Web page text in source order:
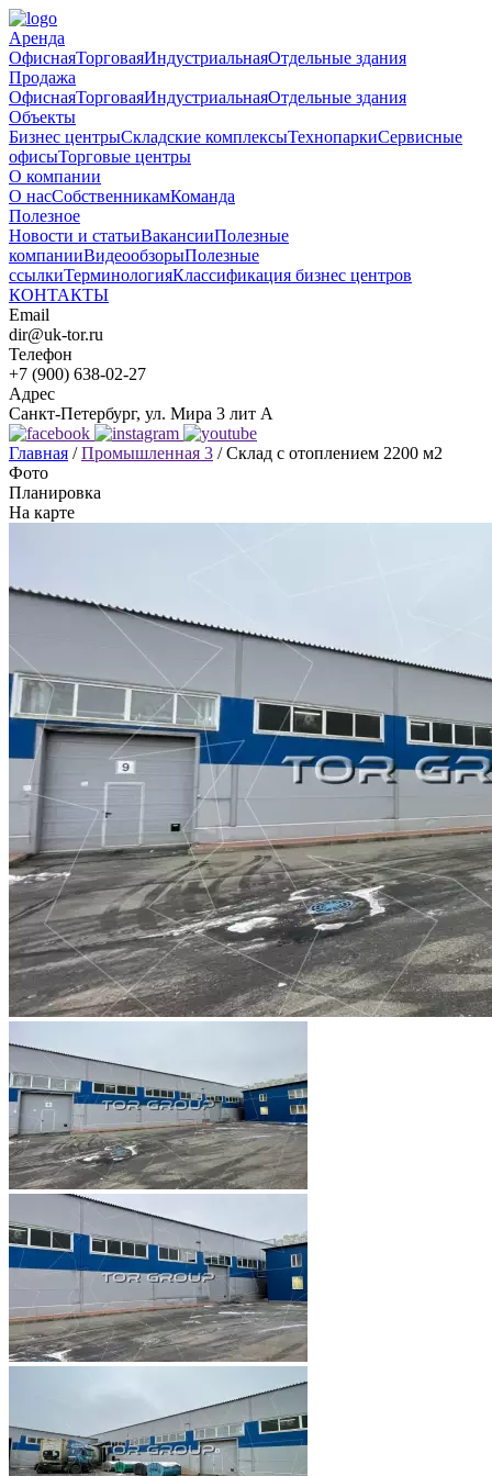
Аренда
ОфиснаяТорговаяИндустриальнаяОтдельные здания
Продажа
ОфиснаяТорговаяИндустриальнаяОтдельные здания
Объекты
Бизнес центрыСкладские комплексыТехнопаркиСервисные
офисыТорговые центры
О компании
О насСобственникамКоманда
Полезное
Новости и статьиВакансииПолезные
компанииВидеообзорыПолезные
ссылкиТерминологияКлассификация бизнес центров
КОНТАКТЫ
Email
dir@uk-tor.ru
Телефон
+7 (900) 638-02-27
Адрес
Санкт-Петербург, ул. Мира 3 лит А
Главная /Промышленная 3 /Склад с отоплением 2200 м2
Фото
Планировка
На карте